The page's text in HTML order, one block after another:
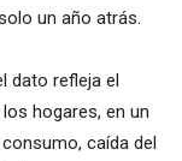
un año atrás.
dato refleja el
hogares, en un
caída del